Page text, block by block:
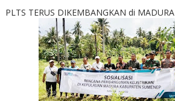
PLTS TERUS DIKEMBANGKAN di MADURA